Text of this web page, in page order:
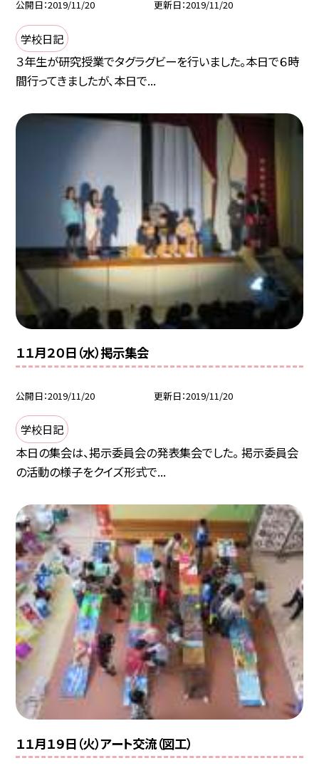
公開日 2019/11/20 更新日 2019/11/20
学校日記
３年生が研究授業でタグラグビーを行いました。本日で６時
間行ってきましたが、本日で...
１１月２０日（水）掲示集会
公開日 2019/11/20 更新日 2019/11/20
学校日記
本日の集会は、掲示委員会の発表集会でした。 掲示委員会
の活動の様子をクイズ形式で...
１１月１９日（火）アート交流（図工）